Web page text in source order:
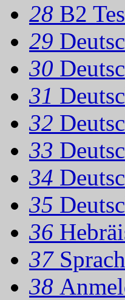
28 B2
29
30
31
32
33
34
35
36
37
38